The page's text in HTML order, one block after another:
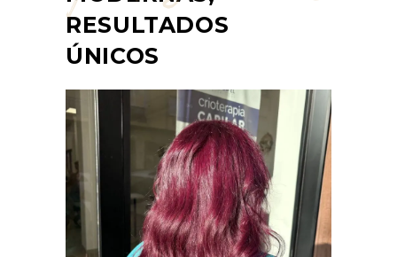
RESULTADOS
ÚNICOS